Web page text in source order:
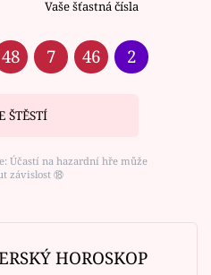
Vaše šťastná čísla
48 7 46 2
ŠTĚSTÍ
Účastí na hazardní hře může
závislost ⑱
HOROSKOP